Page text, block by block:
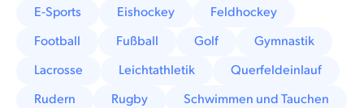
E-Sports
Eishockey
Feldhockey
Football
Fußball Golf
Gymnastik
Lacrosse
Leichtathletik
Querfeldeinlauf
Rudern
Rugby
Schwimmen und Tauchen